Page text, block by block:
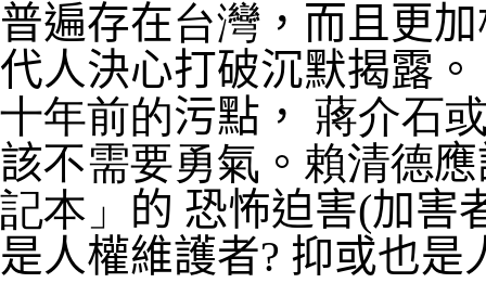
普遍存在台灣 ，而且更
代人決心打破沉默揭露
十年前的污點， 蔣介石
該不需要勇氣 。 賴清德
記本」 的 恐怖迫害(加害
是人權維護者? 抑或也是